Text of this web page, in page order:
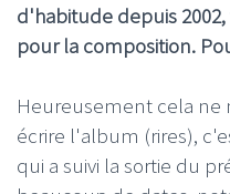
d'habitude depuis
pour la composition.
Heureusement cela ne
écrire l'album (rires),
qui a suivi la sortie du